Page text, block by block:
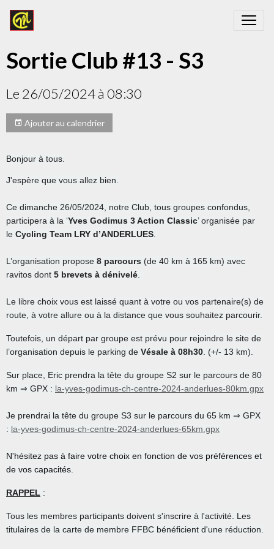
Sortie Club #13 - S3
Le 26/05/2024à 08:30
Ajouter au calendrier
Bonjour à tous.
J'espère que vous allez bien.
Ce dimanche 26/05/2024, notre Club, tous groupes confondus,
participera à la ‘Yves Godimus 3 Action Classic’ organisée par
le Cycling Team LRY d’ANDERLUES
L’organisation propose 8 parcours (de 40 km à 165 km) avec
ravitos dont 5 brevets à dénivelé
Le libre choix vous est laissé quant à votre ou vos partenaire(s) de
route, à votre allure ou à la distance que vous souhaitez parcourir.
Toutefois, un départ par groupe est prévu pour rejoindre le site de
l’organisation depuis le parking de Vésale à 08h30 . (+/- 13 km).
Sur place, Eric prendra la tête du groupe S2 sur le parcours de 80
km ⇒ GPX : la-yves-godimus-ch-centre-2024-anderlues-80km.gpx
Je prendrai la tête du groupe S3 sur le parcours du 65 km ⇒ GPX
: la-yves-godimus-ch-centre-2024-anderlues-65km.gpx
N'hésitez pas à faire votre choix en fonction de vos préférences et
de vos capacités.
RAPPEL :
Tous les membres participants doivent s'inscrire à l'activité. Les
titulaires de la carte de membre FFBC bénéficient d'une réduction.